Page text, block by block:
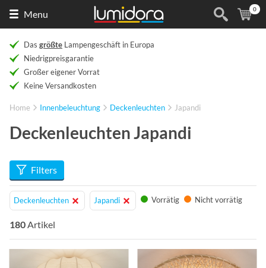
Menu (
0
Das größte Lampengeschäft in Europa
Niedrigpreisgarantie
Großer eigener Vorrat
Keine Versandkosten
Home Innenbeleuchtung Deckenleuchten Japandi
Deckenleuchten Japandi
Filters
Deckenleuchten Japandi Vorrätig Nicht vorrätig
180Artikel
Info Info